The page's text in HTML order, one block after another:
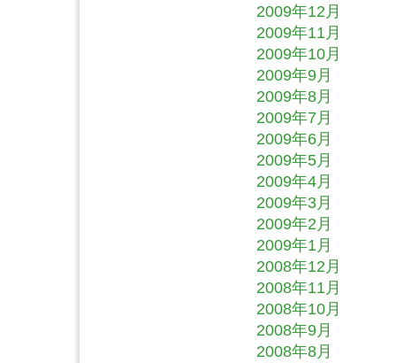
2009年12月
2009年11月
2009年10月
2009年9月
2009年8月
2009年7月
2009年6月
2009年5月
2009年4月
2009年3月
2009年2月
2009年1月
2008年12月
2008年11月
2008年10月
2008年9月
2008年8月